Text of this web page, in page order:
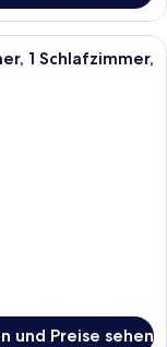
mit einem Bett,
1 Schlafzimmer,
und Preise sehen